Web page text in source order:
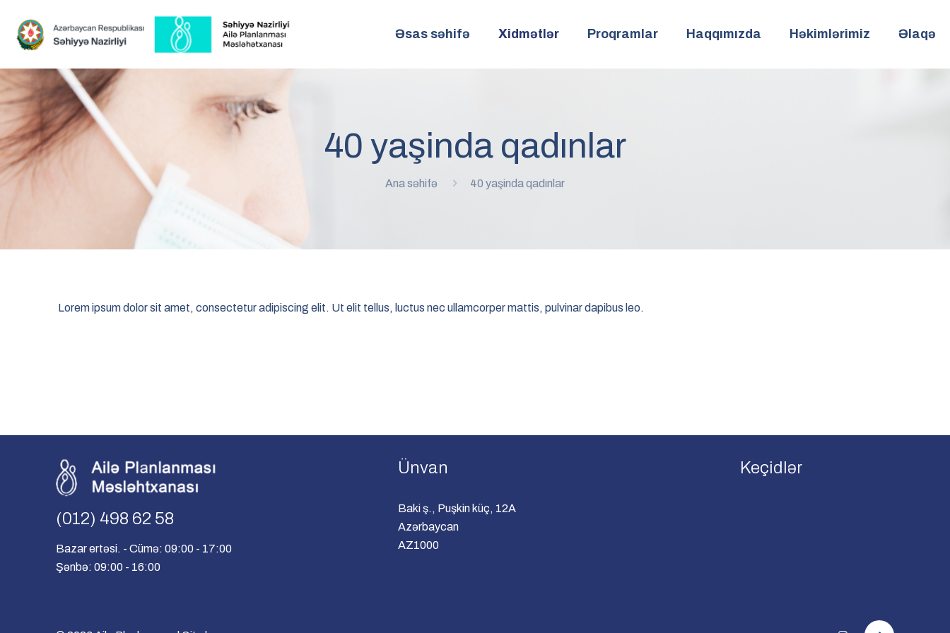
Əsas səhifə Xidmətlər Proqramlar Haqqımızda Həkimlərimiz Əlaqə
40 yaşinda qadınlar
Ana səhifə 40 yaşinda qadınlar
Lorem ipsum dolor sit amet, consectetur adipiscing elit. Ut elit tellus, luctus nec ullamcorper mattis, pulvinar dapibus leo.
(012) 498 62 58
Bazar ertəsi. - Cümə: 09:00 - 17:00
Şənbə: 09:00 - 16:00
Ünvan
Baki ş., Puşkin küç, 12A
Azərbaycan
AZ1000
Keçidlər